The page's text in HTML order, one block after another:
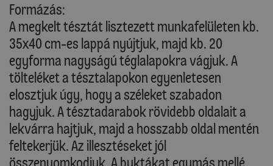
Formázás:
A megkelt tésztát lisztezett munkafelületen kb.
35x40 cm-es lappá nyújtjuk, majd kb. 20
egyforma nagyságú téglalapokra vágjuk. A
tölteléket a tésztalapokon egyenletesen
elosztjuk úgy, hogy a széleket szabadon
hagyjuk. A tésztadarabok rövidebb oldalait a
lekvárra hajtjuk, majd a hosszabb oldal mentén
feltekerjük. Az illesztéseket jól